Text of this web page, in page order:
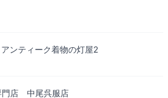
ンティーク着物の灯屋2
門店 中尾呉服店